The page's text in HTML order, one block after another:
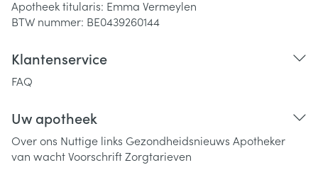
Apotheek titularis: Emma Vermeylen
BTW nummer: BE0439260144
Klantenservice
FAQ
Uw apotheek
Over ons Nuttige links Gezondheidsnieuws Apotheker
van wachtVoorschriftZorgtarieven